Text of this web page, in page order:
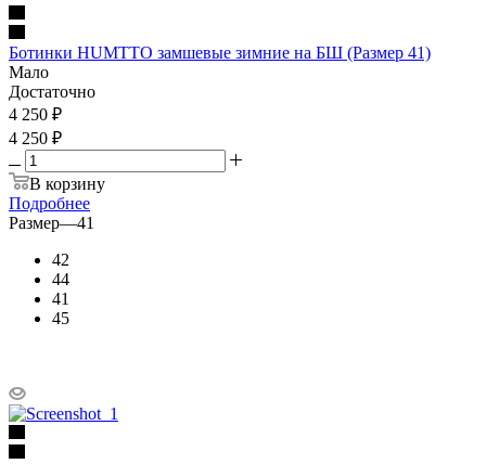
Ботинки HUMTTO замшевые зимние на БШ (Размер 41)
Мало
Достаточно
4 250 ₽
4 250 ₽
В корзину
Подробнее
Размер—41
42
44
41
45